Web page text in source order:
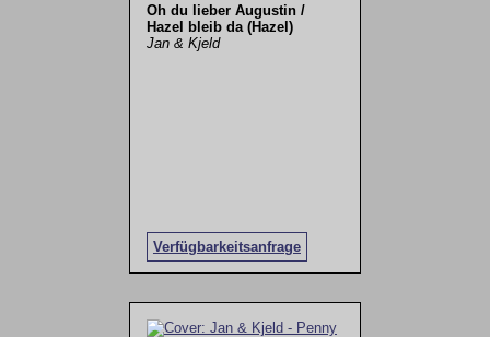
Oh du lieber Augustin /
Hazel bleib da (Hazel)
Jan & Kjeld
Verfügbarkeitsanfrage